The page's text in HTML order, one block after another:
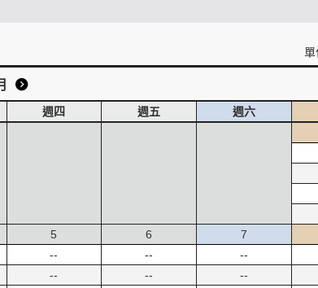
週四 週五 週六
5
--
--
6
--
--
7
--
--